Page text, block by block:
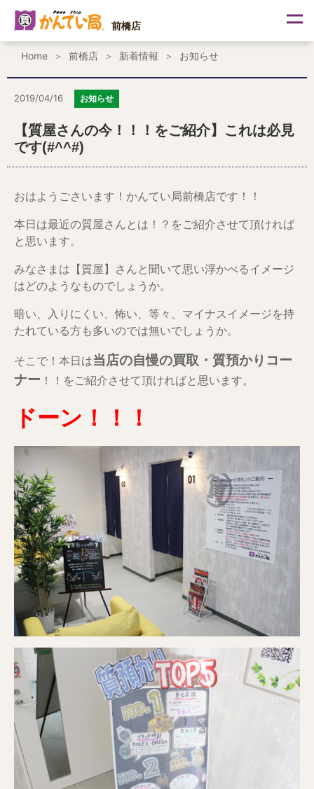
ス
前橋店
Home 前橋店 新着情報 お知らせ
2019/04/16 お知らせ
【質屋さんの今！！！をご紹介】これは必見
です(#^^#)
おはようごさいます！かんてい局前橋店です！！
本日は最近の質屋さんとは！？をご紹介させて頂ければ
と思います。
みなさまは【質屋】さんと聞いて思い浮かべるイメージ
はどのようなものでしょうか。
暗い、入りにくい、怖い、等々、マイナスイメージを持
たれている方も多いのでは無いでしょうか。
そこで！本日は当店の自慢の買取・質預かりコー
ナー ！！をご紹介させて頂ければと思います。
ドーン！！！